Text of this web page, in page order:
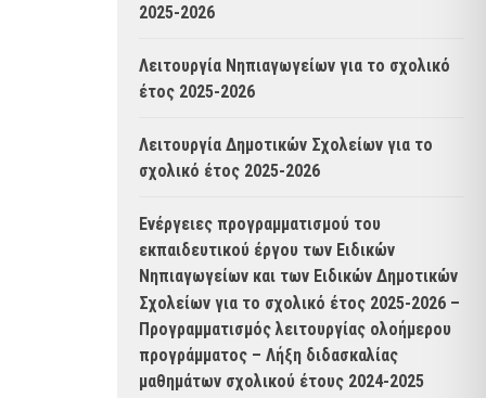
2025-2026
Λειτουργία Νηπιαγωγείων για το σχολικό
έτος 2025-2026
Λειτουργία Δημοτικών Σχολείων για το
σχολικό έτος 2025-2026
Ενέργειες προγραμματισμού του
εκπαιδευτικού έργου των Ειδικών
Νηπιαγωγείων και των Ειδικών Δημοτικών
Σχολείων για το σχολικό έτος 2025-2026 –
Προγραμματισμός λειτουργίας ολοήμερου
προγράμματος – Λήξη διδασκαλίας
μαθημάτων σχολικού έτους 2024-2025